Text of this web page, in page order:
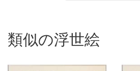
類似の浮世絵